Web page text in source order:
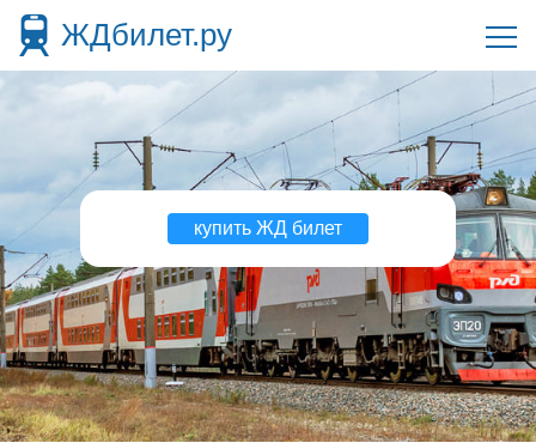
ЖДбилет.ру
купить ЖД билет